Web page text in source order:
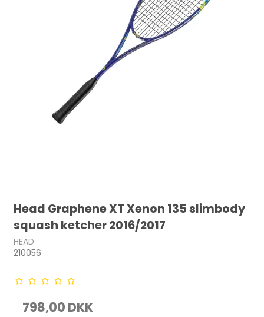
Head Graphene XT Xenon 135 slimbody
squash ketcher 2016/2017
HEAD
210056
798,00 DKK